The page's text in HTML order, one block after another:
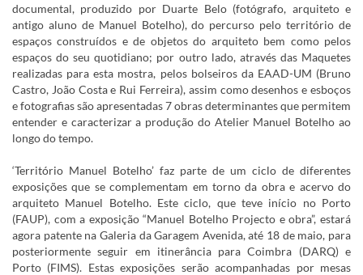
documental, produzido por Duarte Belo (fotógrafo, arquiteto e
antigo aluno de Manuel Botelho), do percurso pelo território de
espaços construídos e de objetos do arquiteto bem como pelos
espaços do seu quotidiano; por outro lado, através das Maquetes
realizadas para esta mostra, pelos bolseiros da EAAD-UM (Bruno
Castro, João Costa e Rui Ferreira), assim como desenhos e esboços
e fotografias são apresentadas 7 obras determinantes que permitem
entender e caracterizar a produção do Atelier Manuel Botelho ao
longo do tempo.
‘Território Manuel Botelho’ faz parte de um ciclo de diferentes
exposições que se complementam em torno da obra e acervo do
arquiteto Manuel Botelho. Este ciclo, que teve início no Porto
(FAUP), com a exposição “Manuel Botelho Projecto e obra”, estará
agora patente na Galeria da Garagem Avenida, até 18 de maio, para
posteriormente seguir em itinerância para Coimbra (DARQ) e
Porto (FIMS). Estas exposições serão acompanhadas por mesas